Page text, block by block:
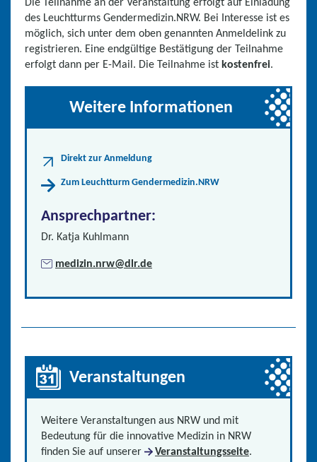
des Leuchtturms Gendermedizin.NRW. Bei Interesse ist es
möglich, sich unter dem oben genannten Anmeldelink zu
registrieren. Eine endgültige Bestätigung der Teilnahme
erfolgt dann per E-Mail. Die Teilnahme ist kostenfrei.
Weitere Informationen
Direkt zur Anmeldung
Zum Leuchtturm Gendermedizin.NRW
Ansprechpartner:
Dr. Katja Kuhlmann
medizin.nrw@dlr.de
Veranstaltungen
Weitere Veranstaltungen aus NRW und mit
Bedeutung für die innovative Medizin in NRW
finden Sie auf unserer
Veranstaltungsseite.